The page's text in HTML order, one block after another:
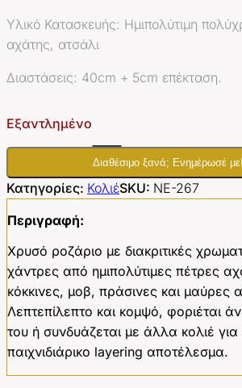
Υλικό Κατασκευής: Ημιπολύτιμη
αχάτης, ατσάλι
Διαστάσεις: 40cm + 5cm επέκταση.
Εξαντλημένο
Διαθέσιμο ξανά; Ενημέρωσέ με!
Κατηγορίες: ΚολιέSKU: ΝΕ-267
Περιγραφή:
Χρυσό ροζάριο με διακριτικές
χάντρες από ημιπολύτιμες πέτρες
κόκκινες, μοβ, πράσινες και μαύρες
Λεπτεπίλεπτο και κομψό, φοριέται
του ή συνδυάζεται με άλλα κολιέ για
παιχνιδιάρικο layering αποτέλεσμα.